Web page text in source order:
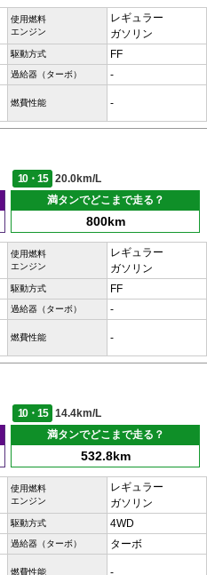
使用燃料
エンジン
レギュラー
ガソリン
駆動方式 FF
過給器（ターボ） -
燃費性能 -
10・15
20.0km/L
満タンでどこまで走る？
800km
使用燃料
エンジン
レギュラー
ガソリン
駆動方式 FF
過給器（ターボ） -
燃費性能 -
10・15
14.4km/L
満タンでどこまで走る？
532.8km
使用燃料
エンジン
レギュラー
ガソリン
駆動方式 4WD
過給器（ターボ） ターボ
燃費性能